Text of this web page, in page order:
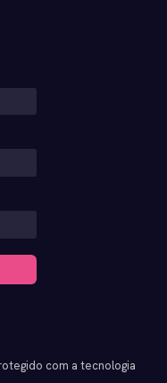
com a tecnologia